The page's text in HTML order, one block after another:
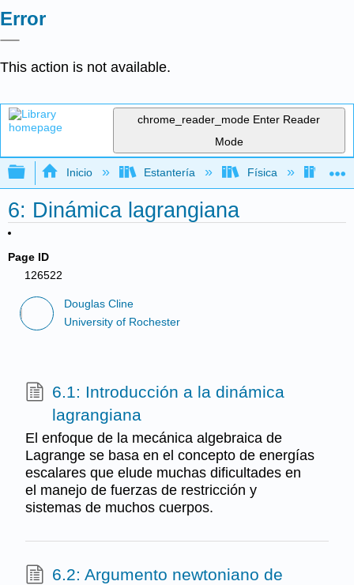
Error
This action is not available.
chrome_reader_mode Enter Reader
Mode
Expandir/contraer jerarquía global
Inicio Estantería Física
6: Dinámica lagrangiana
Page ID
126522
Douglas Cline
University of Rochester
6.1: Introducción a la dinámica
lagrangiana
El enfoque de la mecánica algebraica de
Lagrange se basa en el concepto de energías
escalares que elude muchas dificultades en
el manejo de fuerzas de restricción y
sistemas de muchos cuerpos.
6.2: Argumento newtoniano de